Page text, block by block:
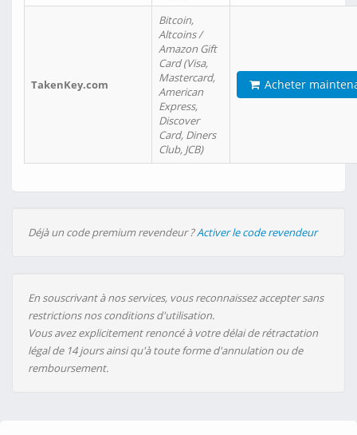
TakenKey.com
Bitcoin,
Altcoins /
Amazon Gift
Card (Visa,
Mastercard,
American
Express,
Discover
Card, Diners
Club, JCB)
Acheter
Déjà un code premium revendeur ?Activer le code revendeur
En souscrivant à nos services, vous reconnaissez accepter sans
restrictions nos conditions d'utilisation.
Vous avez explicitement renoncé à votre délai de rétractation
légal de 14 jours ainsi qu'à toute forme d'annulation ou de
remboursement.